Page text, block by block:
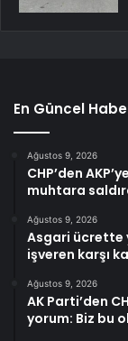
En Güncel
Ağustos 9, 2026
CHP’den
muhtara
Ağustos 9, 2026
Asgari ücrette
işveren karşı
Ağustos 9, 2026
AK Parti’den
yorum: Biz bu